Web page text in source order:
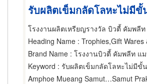
รับผลิตเข็มกลัดโลหะไม่มีขั้
โรงงานผลิตเหรียญรางวัล บิวตี้ คัมพลี
Heading Name : Trophies,Gift Wares & Articles-Wholesale &
Brand Name : โรงงานบิวตี้ คัมพลีท แ
Keyword : รับผลิตเข็มกลัดโลหะไม่มีขั้
Amphoe Mueang Samut PrakarnSamut